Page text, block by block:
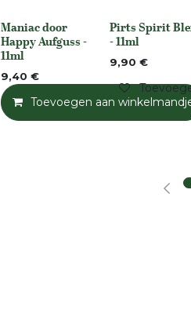
None
Maniac door
Happy Aufguss -
11ml
9,40 €
Toevoegen aan
Niet op voorraad
Pirts Spirit
- 11ml
9,90 €